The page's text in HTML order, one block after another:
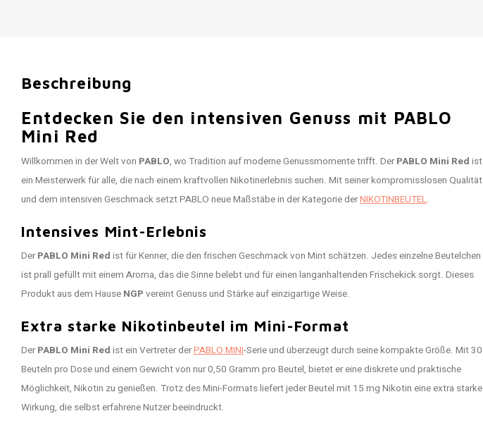
Beschreibung
Entdecken Sie den intensiven Genuss mit PABLO
Mini Red
Willkommen in der Welt von PABLO, wo Tradition auf moderne Genussmomente trifft. DerPABLO Mini Red ist
ein Meisterwerk für alle, die nach einem kraftvollen Nikotinerlebnis suchen. Mit seiner kompromisslosen Qualität
und dem intensiven Geschmack setzt PABLO neue Maßstäbe in der Kategorie derNIKOTINBEUTEL.
Intensives Mint-Erlebnis
DerPABLO Mini Red ist für Kenner, die den frischen Geschmack von Mint schätzen. Jedes einzelne Beutelchen
ist prall gefüllt mit einem Aroma, das die Sinne belebt und für einen langanhaltenden Frischekick sorgt. Dieses
Produkt aus dem Hause NGP vereint Genuss und Stärke auf einzigartige Weise.
Extra starke Nikotinbeutel im Mini-Format
DerPABLO Mini Red ist ein Vertreter derPABLO MINI-Serie und überzeugt durch seine kompakte Größe. Mit 30
Beuteln pro Dose und einem Gewicht von nur 0,50 Gramm pro Beutel, bietet er eine diskrete und praktische
Möglichkeit, Nikotin zu genießen. Trotz des Mini-Formats liefert jeder Beutel mit 15 mg Nikotin eine extra starke
Wirkung, die selbst erfahrene Nutzer beeindruckt.